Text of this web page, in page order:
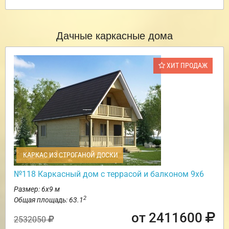
Дачные каркасные дома
ХИТ ПРОДАЖ
КАРКАС ИЗ СТРОГАНОЙ ДОСКИ
№118 Каркасный дом с террасой и балконом 9х6
Размер: 6х9 м
Общая площадь: 63.12
2532050 от 2411600